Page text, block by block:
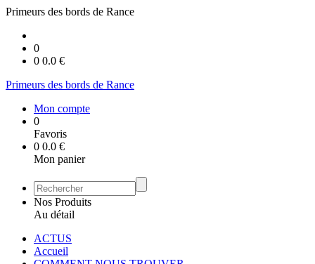
Primeurs des bords de Rance
0
0 0.0 €
Primeurs des bords de Rance
Mon compte
0
Favoris
0 0.0 €
Mon panier
Nos Produits
Au détail
ACTUS
Accueil